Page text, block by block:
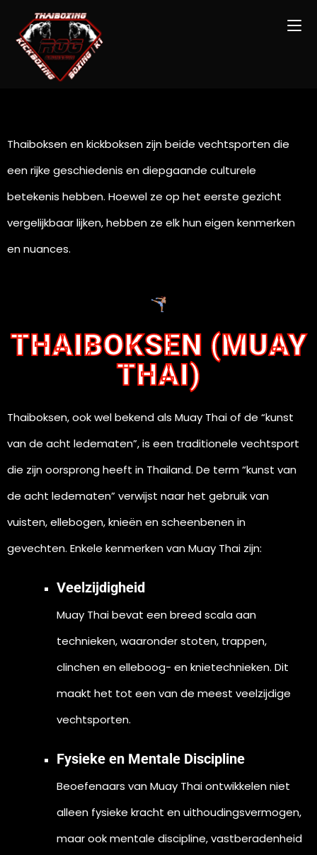
Thaiboksen en kickboksen zijn beide vechtsporten die
een rijke geschiedenis en diepgaande culturele
betekenis hebben. Hoewel ze op het eerste gezicht
vergelijkbaar lijken, hebben ze elk hun eigen kenmerken
en nuances.
THAIBOKSEN (MUAY
THAI)
Thaiboksen, ook wel bekend als Muay Thai of de “kunst
van de acht ledematen”, is een traditionele vechtsport
die zijn oorsprong heeft in Thailand. De term “kunst van
de acht ledematen” verwijst naar het gebruik van
vuisten, ellebogen, knieën en scheenbenen in
gevechten. Enkele kenmerken van Muay Thai zijn:
Veelzijdigheid
Muay Thai bevat een breed scala aan
technieken, waaronder stoten, trappen,
clinchen en elleboog- en knietechnieken. Dit
maakt het tot een van de meest veelzijdige
vechtsporten.
Fysieke en Mentale Discipline
Beoefenaars van Muay Thai ontwikkelen niet
alleen fysieke kracht en uithoudingsvermogen,
maar ook mentale discipline, vastberadenheid